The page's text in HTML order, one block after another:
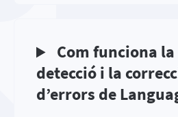
Com funciona la
detecció i la
d’errors de